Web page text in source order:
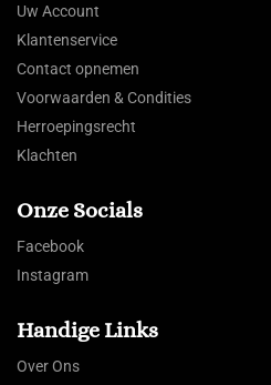
Uw Account
Klantenservice
Contact opnemen
Voorwaarden & Condities
Herroepingsrecht
Klachten
Onze Socials
Facebook
Instagram
Handige Links
Over Ons